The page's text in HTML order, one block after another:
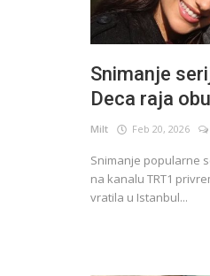
Snimanje
Deca raja
Milt Feb 20, 2026
Snimanje popularne
na kanalu TRT1
vratila u Istanbul...
Guvercin